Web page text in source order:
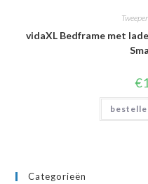
vidaXL Bedframe met
€
Categorieën